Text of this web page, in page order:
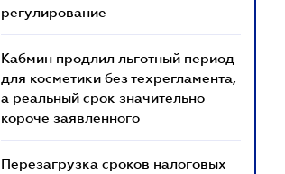
регулирование
Кабмин продлил льготный период
для косметики без техрегламента,
а реальный срок значительно
короче заявленного
Перезагрузка сроков налоговых